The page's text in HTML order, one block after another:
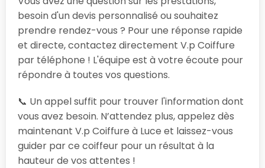
besoin d'un devis personnalisé ou souhaitez
prendre rendez-vous ? Pour une réponse rapide
et directe, contactez directement V.p Coiffure
par téléphone ! L'équipe est à votre écoute pour
répondre à toutes vos questions.
📞 Un appel suffit pour trouver l'information dont
vous avez besoin. N’attendez plus, appelez dès
maintenant V.p Coiffure à Luce et laissez-vous
guider par ce coiffeur pour un résultat à la
hauteur de vos attentes !